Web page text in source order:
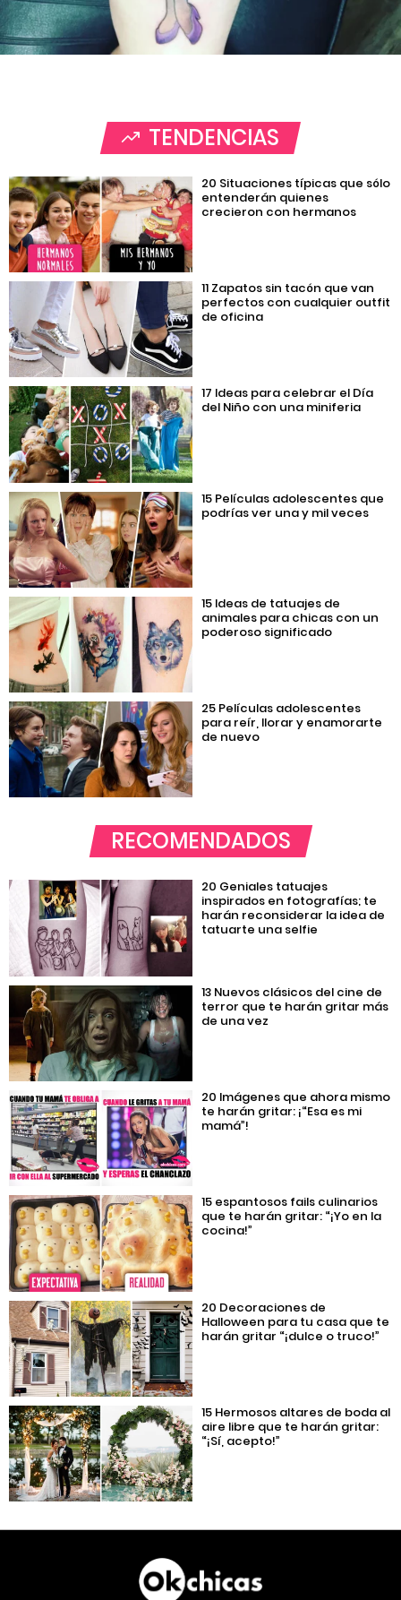
TENDENCIAS
20 Situaciones típicas que sólo
entenderán quienes
crecieron con hermanos
11 Zapatos sin tacón que van
perfectos con cualquier outfit
de oficina
17 Ideas para celebrar el Día
del Niño con una miniferia
15 Películas adolescentes que
podrías ver una y mil veces
15 Ideas de tatuajes de
animales para chicas con un
poderoso significado
25 Películas adolescentes
para reír, llorar y enamorarte
de nuevo
RECOMENDADOS
20 Geniales tatuajes
inspirados en fotografías; te
harán reconsiderar la idea de
tatuarte una selfie
13 Nuevos clásicos del cine de
terror que te harán gritar más
de una vez
20 Imágenes que ahora mismo
te harán gritar: ¡“Esa es mi
mamá”!
15 espantosos fails culinarios
que te harán gritar: “¡Yo en la
cocina!”
20 Decoraciones de
Halloween para tu casa que te
harán gritar “¡dulce o truco!”
15 Hermosos altares de boda al
aire libre que te harán gritar:
“¡Sí, acepto!”